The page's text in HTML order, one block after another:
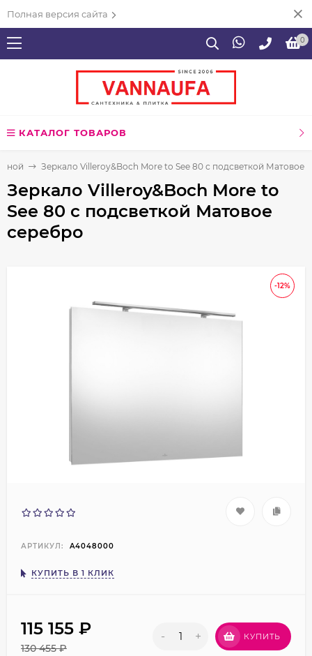
Полная версия сайта
0
КАТАЛОГ ТОВАРОВ
Зеркало Villeroy&Boch More to See 80 с подсветкой Матовое
Зеркало Villeroy&Boch More to
See 80 с подсветкой Матовое
серебро
-12%
АРТИКУЛ: A4048000
КУПИТЬ В 1 КЛИК
115 155 ₽
130 455₽
- + КУПИТЬ